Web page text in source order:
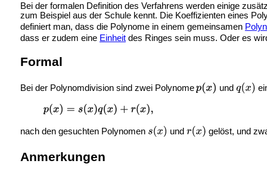
Bei der formalen Definition des Verfahrens werden einige
zum Beispiel aus der Schule kennt. Die Koeffizienten eines
definiert man, dass die Polynome in einem gemeinsamen
dass er zudem eine Einheitdes Ringes sein muss. Oder es
Formal
Bei der Polynomdivision sind zwei Polynome und
nach den gesuchten Polynomen und gelöst, und
Anmerkungen